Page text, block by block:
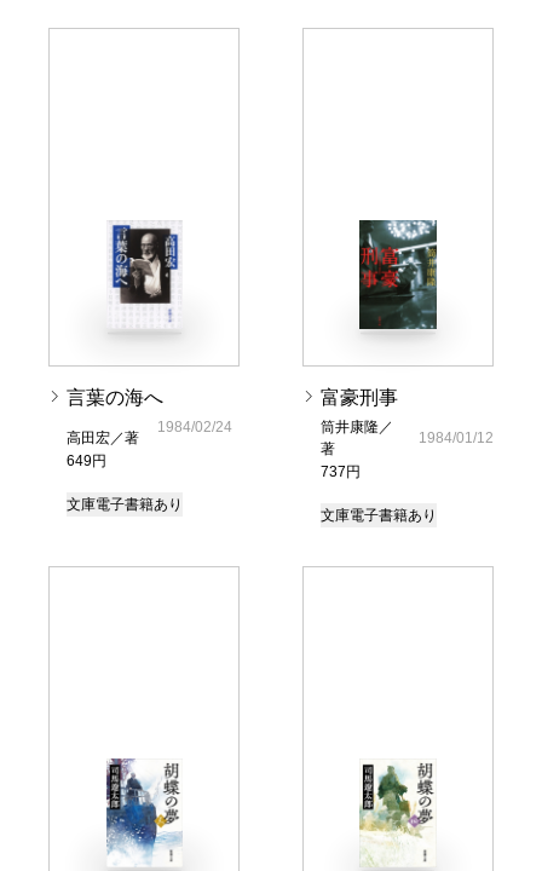
言葉の海へ
高田宏／著
649円
1984/02/24
文庫電子書籍あり
富豪刑事
筒井康隆／
著
737円
1984/01/12
文庫電子書籍あり